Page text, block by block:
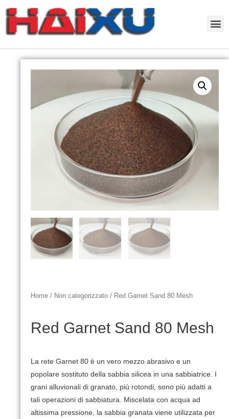
Home / Non categorizzato / Red Garnet Sand 80 Mesh
Red Garnet Sand 80 Mesh
La rete Garnet 80 è un vero mezzo abrasivo e un
popolare sostituto della sabbia silicea in una sabbiatrice.
grani alluvionali di granato, più rotondi, sono più adatti a
tali operazioni di sabbiatura. Miscelata con acqua ad
altissima pressione, la sabbia granata viene utilizzata per